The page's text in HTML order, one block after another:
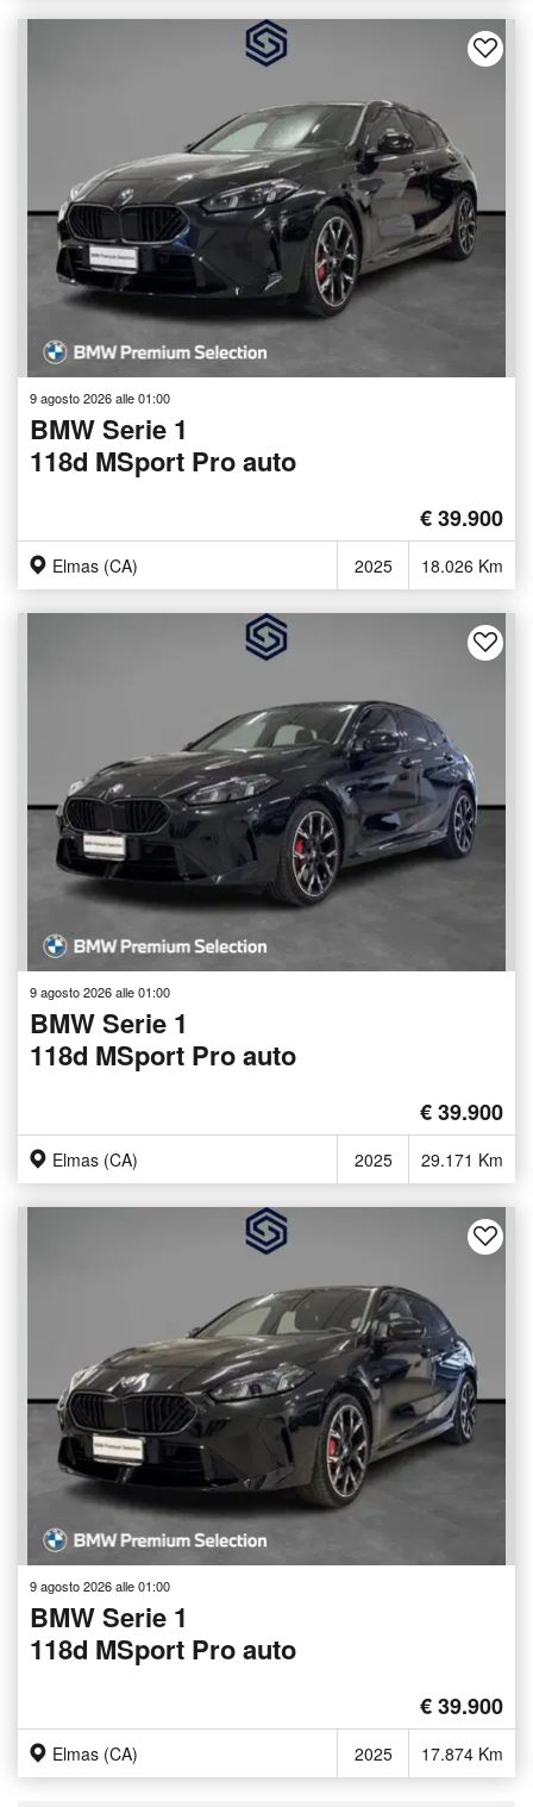
9 agosto 2026 alle 01:00
BMW Serie 1
118d MSport Pro auto
€ 39.900
Elmas (CA) 2025 18.026 Km
9 agosto 2026 alle 01:00
BMW Serie 1
118d MSport Pro auto
€ 39.900
Elmas (CA) 2025 29.171 Km
9 agosto 2026 alle 01:00
BMW Serie 1
118d MSport Pro auto
€ 39.900
Elmas (CA) 2025 17.874 Km